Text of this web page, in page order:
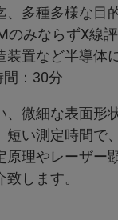
多種多様な目
みならずX線
置など半導体
：30分
微細な表面形
い測定時間で
理やレーザー
します。